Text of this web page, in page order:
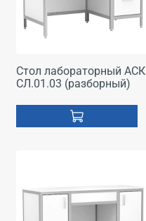
Стол лабораторный АСК
СЛ.01.03 (разборный)